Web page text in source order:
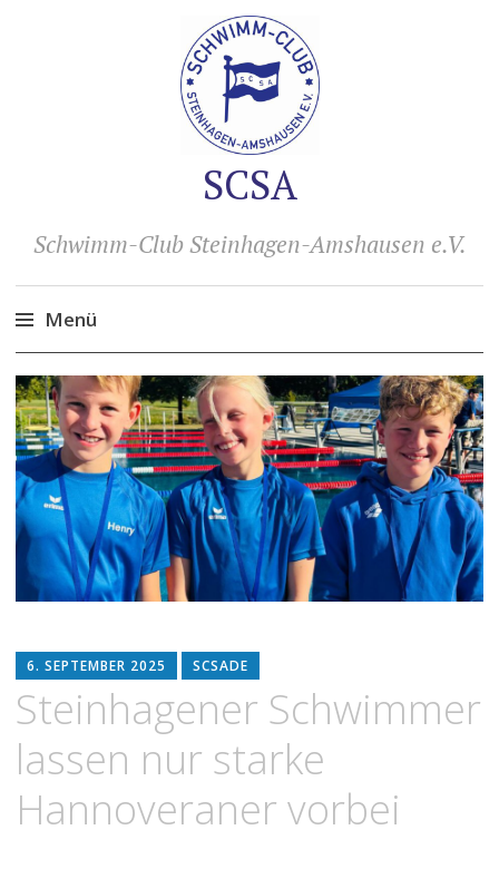
SCSA
Schwimm-Club Steinhagen-Amshausen e.V.
Menü
Zum
Inhalt
springen
6. SEPTEMBER 2025 SCSADE
Steinhagener Schwimmer
lassen nur starke
Hannoveraner vorbei